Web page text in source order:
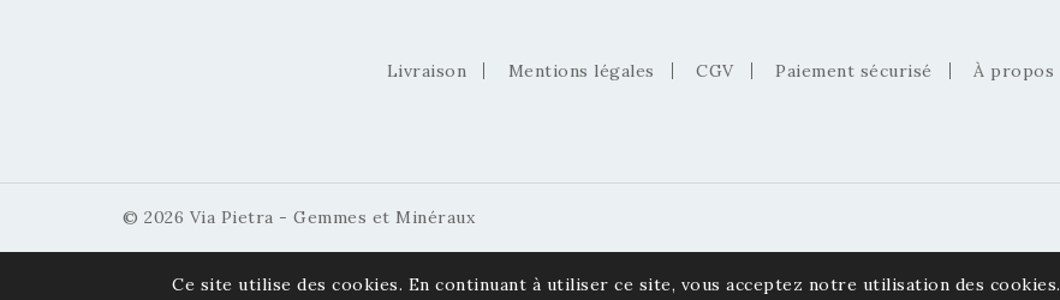
Livraison Mentions légales CGV Paiement sécurisé À propos
Ce site utilise des cookies. En continuant à utiliser ce site, vous acceptez notre utilisation des cookies.
© 2026 Via Pietra - Gemmes et Minéraux